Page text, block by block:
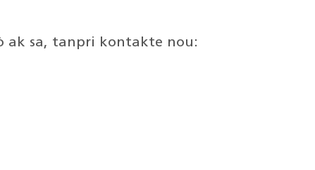
ak sa, tanpri kontakte nou: